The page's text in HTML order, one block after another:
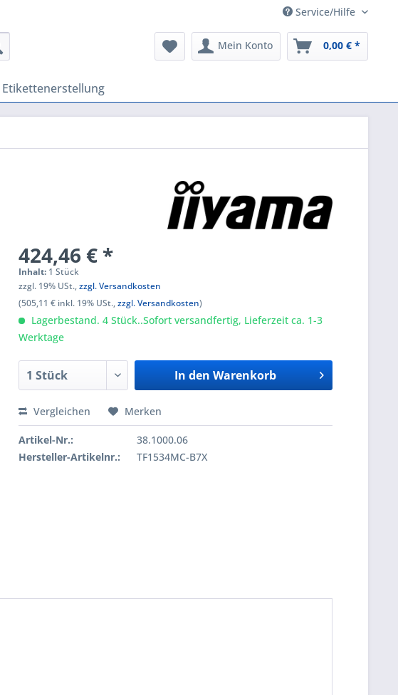
Service/Hilfe
Mein Konto 0,00 € *
Etikettenerstellung
424,46 € *
Inhalt: 1 Stück
zzgl. 19% USt.,zzgl. Versandkosten
(505,11 € inkl. 19% USt.,zzgl. Versandkosten)
Lagerbestand. 4 Stück..Sofort versandfertig, Lieferzeit ca. 1-3
Werktage
In den Warenkorb
Vergleichen Merken
Artikel-Nr.:
38.1000.06
Hersteller-Artikelnr.:
TF1534MC-B7X